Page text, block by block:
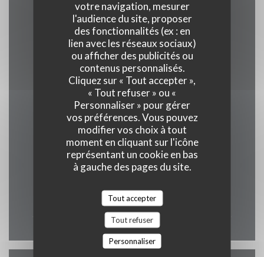
votre navigation, mesurer
l'audience du site, proposer
des fonctionnalités (ex : en
lien avec les réseaux sociaux)
ou afficher des publicités ou
contenus personnalisés.
Cliquez sur « Tout accepter »,
« Tout refuser » ou «
Personnaliser » pour gérer
vos préférences. Vous pouvez
modifier vos choix à tout
moment en cliquant sur l'icône
représentant un cookie en bas
à gauche des pages du site.
Tout accepter
Tout refuser
Personnaliser
Accès aux personnes à mobilité réduite
Moyens de paiement
Union Pay , Espèces, Visa, American Express
Horaires
12h00 - 00h00